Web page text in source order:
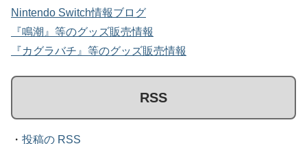
Nintendo Switch情報ブログ
『鳴潮』等のグッズ販売情報
『カグラバチ』等のグッズ販売情報
RSS
・ 投稿の RSS